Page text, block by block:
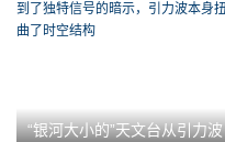
“银河大小的”天文台从引力波